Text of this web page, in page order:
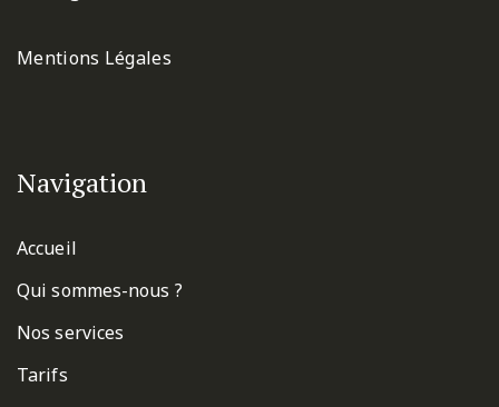
Mentions Légales
Navigation
Accueil
Qui sommes-nous ?
Nos services
Tarifs